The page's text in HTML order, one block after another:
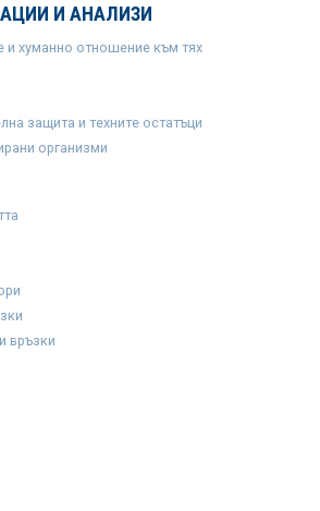
И АНАЛИЗИ
и хуманно отношение към тях
защита и техните остатъци
организми
връзки